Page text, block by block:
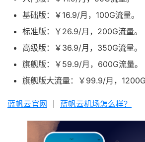
基础版：￥16.9/月，100G流量。
标准版：￥26.9/月，200G流量。
高级版：￥36.9/月，350G流量。
旗舰版：￥59.9/月，600G流量。
旗舰版大流量：￥99.9/月，1200G
蓝帆云官网 蓝帆云机场怎么样？